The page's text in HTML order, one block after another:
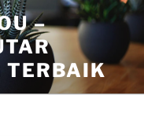
–
TERBAIK